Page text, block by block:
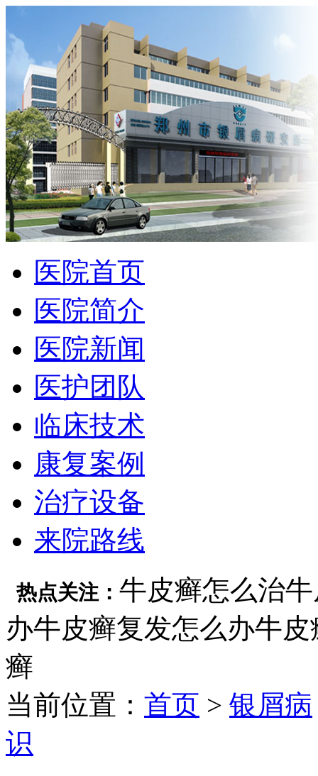
医院首页
医院简介
医院新闻
医护团队
临床技术
康复案例
治疗设备
来院路线
热点关注： 牛皮癣怎么治
办牛皮癣复发怎么办牛皮
癣
当前位置： 首页 > 银屑病
识